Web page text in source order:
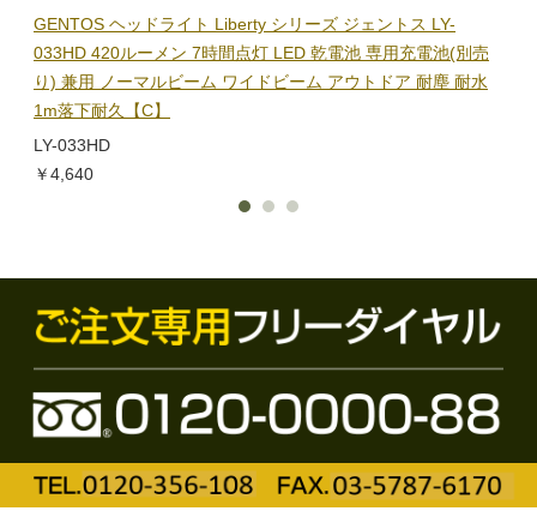
GENTOS ヘッドライト Liberty シリーズ ジェントス LY-
033HD 420ルーメン 7時間点灯 LED 乾電池 専用充電池(別売
り) 兼用 ノーマルビーム ワイドビーム アウトドア 耐塵 耐水
1m落下耐久【C】
LY-033HD
￥4,640